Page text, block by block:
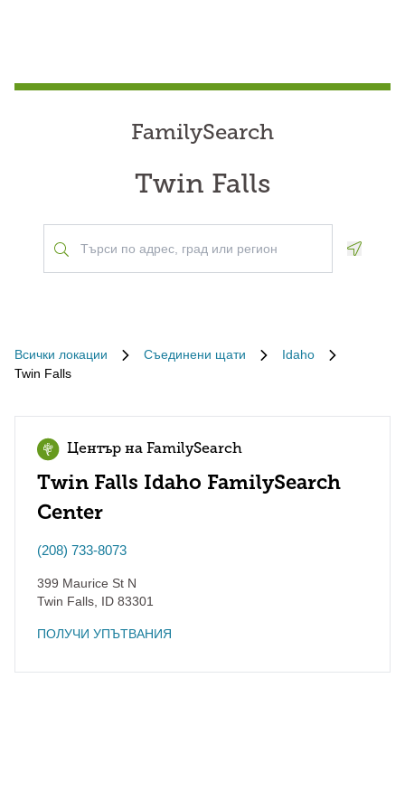
FamilySearch
Twin Falls
Всички локации Съединени щати
Idaho
Twin Falls
Център на FamilySearch
Twin Falls Idaho FamilySearch
Center
(208) 733-8073
399 Maurice St N
Twin Falls ID 83301
ПОЛУЧИ УПЪТВАНИЯ